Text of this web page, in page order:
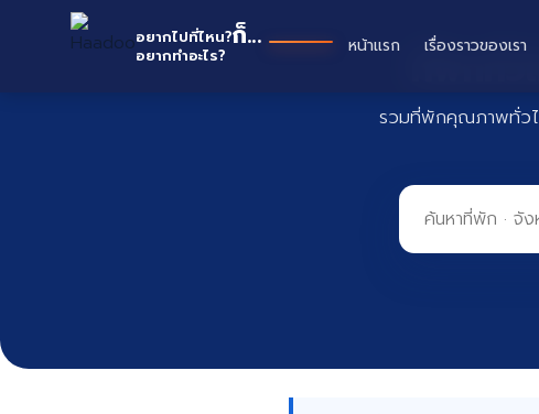
อยากไปที่ไหน?
อยากทำอะไร?
ก็... Ha หน้าแรก เรื่องราวของเรา
ที่พักทั่
รวมที่พักคุณภาพทั่วไ